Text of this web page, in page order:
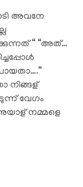
അവനേ
“ “അത്…
നിങ്ങള്
വേഗം
അയാള് നമ്മളെ